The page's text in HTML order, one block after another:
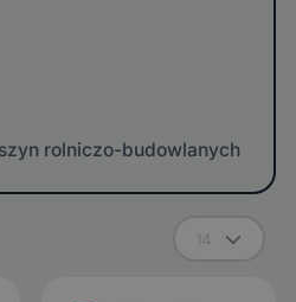
rolniczo-budowlanych